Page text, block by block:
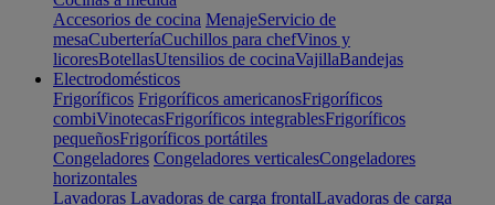
Accesorios de cocina MenajeServicio de
mesaCuberteríaCuchillos para chefVinos y
licoresBotellasUtensilios de cocinaVajillaBandejas
Electrodomésticos
Frigoríficos Frigoríficos americanosFrigoríficos
combiVinotecasFrigoríficos integrablesFrigoríficos
pequeñosFrigoríficos portátiles
Congeladores Congeladores verticalesCongeladores
horizontales
Lavadoras Lavadoras de carga frontalLavadoras de carga